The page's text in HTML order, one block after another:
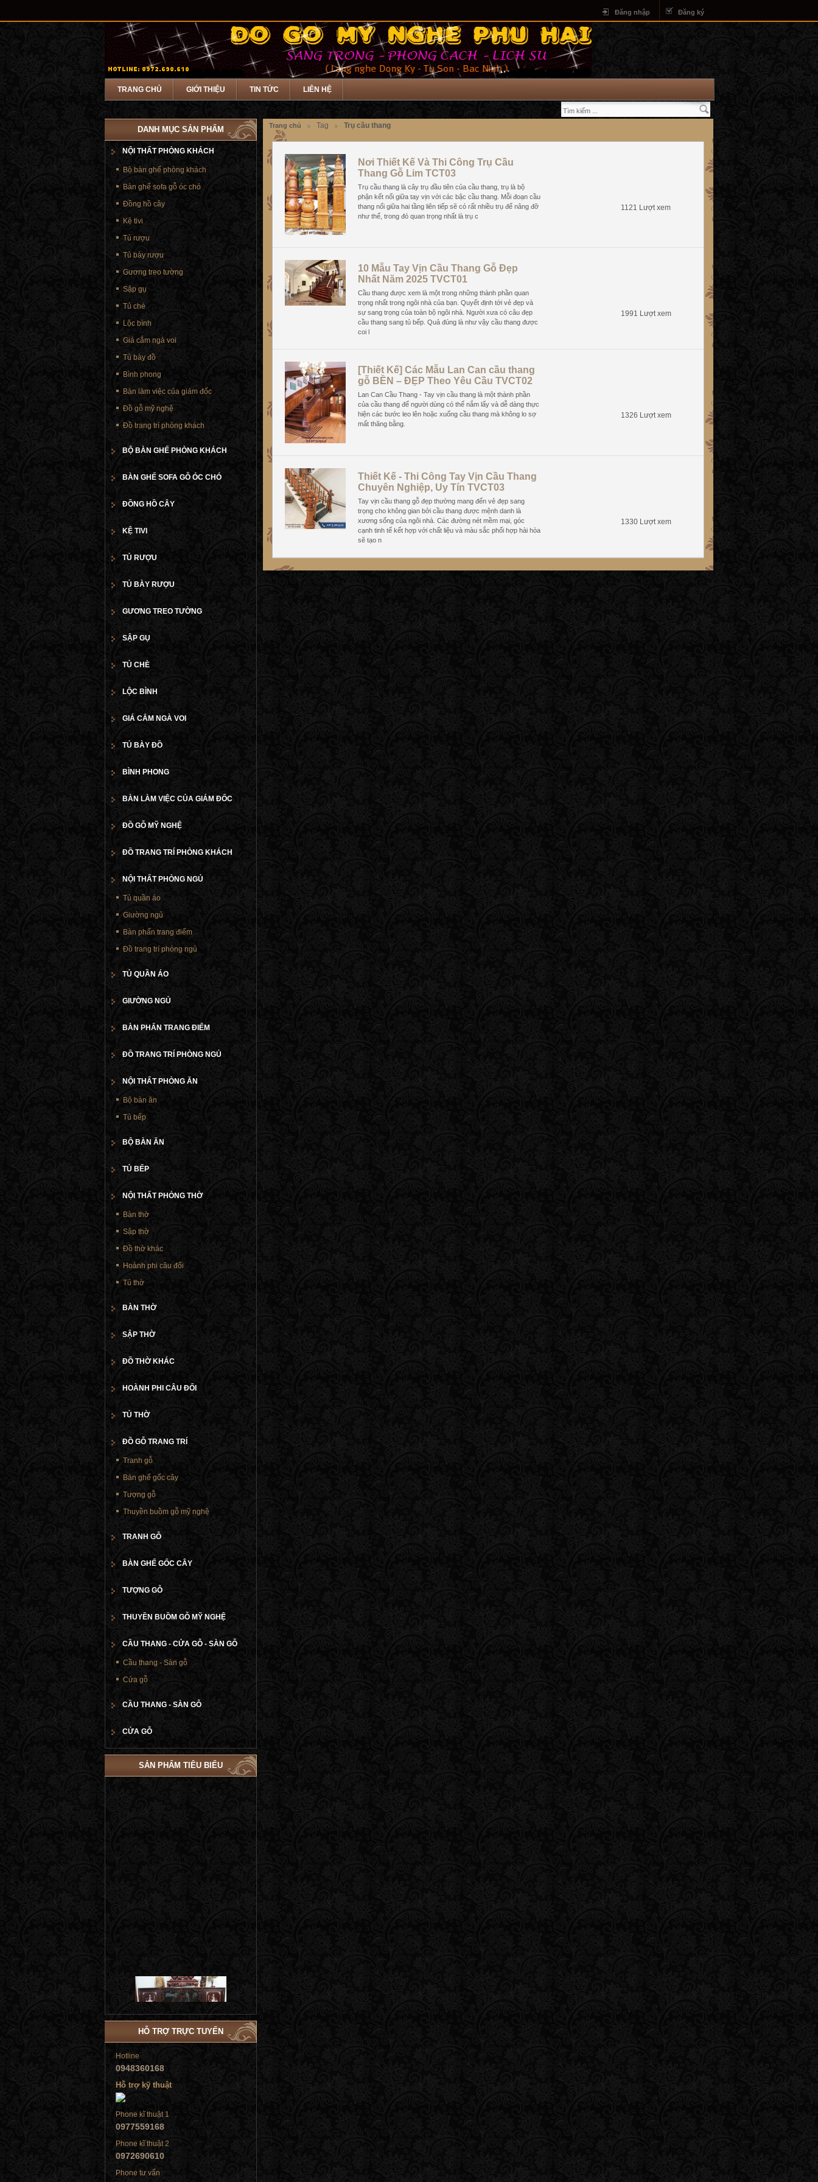
Đăng nhập Đăng ký
TRANG CHỦ GIỚI THIỆU TIN TỨC LIÊN HỆ
Trang chủ Tag Trụ cầu thang
Nơi Thiết Kế Và Thi Công Trụ Cầu
Thang Gỗ Lim TCT03
Trụ cầu thang là cây trụ đầu tiên của cầu thang, trụ là bộ
phận kết nối giữa tay vịn với các bậc cầu thang. Mỗi đoạn cầu
thang nối giữa hai tầng liên tiếp sẽ có rất nhiều trụ để nâng đỡ
như thế, trong đó quan trọng nhất là trụ c
1121 Lượt xem
10 Mẫu Tay Vịn Cầu Thang Gỗ Đẹp
Nhất Năm 2025 TVCT01
Cầu thang được xem là một trong những thành phần quan
trọng nhất trong ngôi nhà của bạn. Quyết định tới vẻ đẹp và
sự sang trọng của toàn bộ ngôi nhà. Người xưa có câu đẹp
cầu thang sang tủ bếp. Quả đúng là như vậy cầu thang được
coi l
1991 Lượt xem
[Thiết Kế] Các Mẫu Lan Can cầu thang
gỗ BỀN – ĐẸP Theo Yêu Cầu TVCT02
Lan Can Cầu Thang - Tay vịn cầu thang là một thành phần
của cầu thang để người dùng có thể nắm lấy và dễ dàng thực
hiện các bước leo lên hoặc xuống cầu thang mà không lo sợ
mất thăng bằng.
1326 Lượt xem
Thiết Kế - Thi Công Tay Vịn Cầu Thang
Chuyên Nghiệp, Uy Tín TVCT03
Tay vịn cầu thang gỗ đẹp thường mang đến vẻ đẹp sang
trọng cho không gian bởi cầu thang được mệnh danh là
xương sống của ngôi nhà. Các đường nét mềm mại, góc
cạnh tinh tế kết hợp với chất liệu và màu sắc phối hợp hài hòa
sẽ tạo n
1330 Lượt xem
DANH MỤC SẢN PHẨM
NỘI THẤT PHÒNG KHÁCH
Bộ bàn ghế phòng khách
Bàn ghế sofa gỗ óc chó
Đồng hồ cây
Kệ tivi
Tủ rượu
Tủ bày rượu
Gương treo tường
Sập gụ
Tủ chè
Lộc bình
Giá cắm ngà voi
Tủ bày đồ
Bình phong
Bàn làm việc của giám đốc
Đồ gỗ mỹ nghệ
Đồ trang trí phòng khách
BỘ BÀN GHẾ PHÒNG KHÁCH
BÀN GHẾ SOFA GỖ ÓC CHÓ
ĐỒNG HỒ CÂY
KỆ TIVI
TỦ RƯỢU
TỦ BÀY RƯỢU
GƯƠNG TREO TƯỜNG
SẬP GỤ
TỦ CHÈ
LỘC BÌNH
GIÁ CẮM NGÀ VOI
TỦ BÀY ĐỒ
BÌNH PHONG
BÀN LÀM VIỆC CỦA GIÁM ĐỐC
ĐỒ GỖ MỸ NGHỆ
ĐỒ TRANG TRÍ PHÒNG KHÁCH
NỘI THẤT PHÒNG NGỦ
Tủ quần áo
Giường ngủ
Bàn phấn trang điểm
Đồ trang trí phòng ngủ
TỦ QUẦN ÁO
GIƯỜNG NGỦ
BÀN PHẤN TRANG ĐIỂM
ĐỒ TRANG TRÍ PHÒNG NGỦ
NỘI THẤT PHÒNG ĂN
Bộ bàn ăn
Tủ bếp
BỘ BÀN ĂN
TỦ BẾP
NỘI THẤT PHÒNG THỜ
Bàn thờ
Sập thờ
Đồ thờ khác
Hoành phi câu đối
Tủ thờ
BÀN THỜ
SẬP THỜ
ĐỒ THỜ KHÁC
HOÀNH PHI CÂU ĐỐI
TỦ THỜ
ĐỒ GỖ TRANG TRÍ
Tranh gỗ
Bàn ghế gốc cây
Tượng gỗ
Thuyền buồm gỗ mỹ nghệ
TRANH GỖ
BÀN GHẾ GỐC CÂY
TƯỢNG GỖ
THUYỀN BUỒM GỖ MỸ NGHỆ
CẦU THANG - CỬA GỖ - SÀN GỖ
Cầu thang - Sàn gỗ
Cửa gỗ
CẦU THANG - SÀN GỖ
CỬA GỖ
SẢN PHẨM TIÊU BIỂU
Tủ đứng
Tủ đứng
Tủ đứng
HỖ TRỢ TRỰC TUYẾN
Hotline
0948360168
Hỗ trợ kỹ thuật
Phone kĩ thuật 1
0977559168
Phone kĩ thuật 2
0972690610
Phone tư vấn